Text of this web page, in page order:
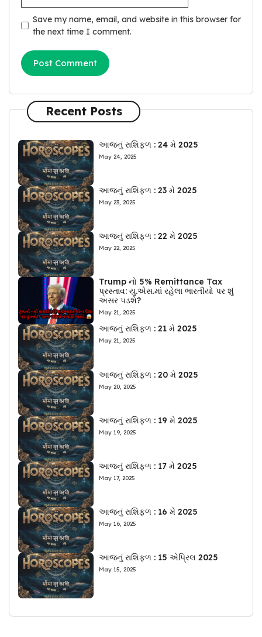
Save my name, email, and website in this browser for
the next time I comment.
Recent Posts
આજનું રાશિફળ : 24 મે 2025
May 24, 2025
આજનું રાશિફળ : 23 મે 2025
May 23, 2025
આજનું રાશિફળ : 22 મે 2025
May 22, 2025
Trump નો 5% Remittance Tax
પ્રસ્તાવ: યુ.એસ.માં રહેલા ભારતીયો પર શું
અસર પડશે?
May 21, 2025
આજનું રાશિફળ : 21 મે 2025
May 21, 2025
આજનું રાશિફળ : 20 મે 2025
May 20, 2025
આજનું રાશિફળ : 19 મે 2025
May 19, 2025
આજનું રાશિફળ : 17 મે 2025
May 17, 2025
આજનું રાશિફળ : 16 મે 2025
May 16, 2025
આજનું રાશિફળ : 15 એપ્રિલ 2025
May 15, 2025